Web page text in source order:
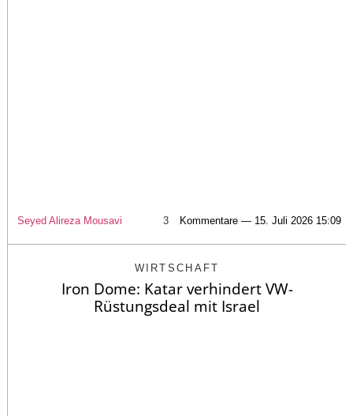
Seyed Alireza Mousavi 3 Kommentare — 15. Juli 2026 15:09
WIRTSCHAFT
Iron Dome: Katar verhindert VW-
Rüstungsdeal mit Israel